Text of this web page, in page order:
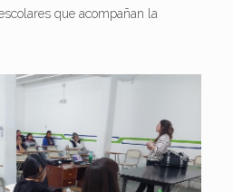
que acompañan la